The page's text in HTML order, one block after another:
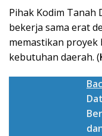
Pihak Kodim Tanah
bekerja sama erat
memastikan proyek
kebutuhan daerah. (